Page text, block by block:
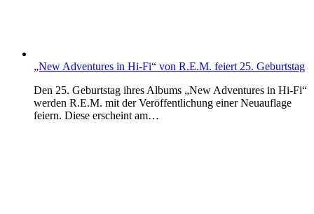
„New Adventures in Hi-Fi“ von R.E.M. feiert 25. Geburtstag
Den 25. Geburtstag ihres Albums „New Adventures in Hi-Fi“
werden R.E.M. mit der Veröffentlichung einer Neuauflage
feiern. Diese erscheint am…